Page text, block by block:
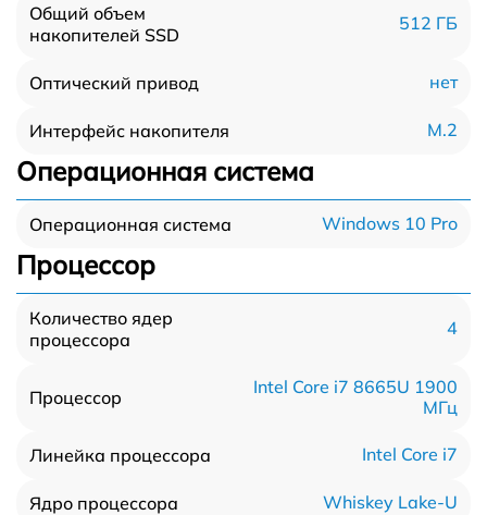
Общий объем
накопителей SSD
512 ГБ
Оптический привод нет
Интерфейс накопителя M.2
Операционная система
Операционная система Windows 10 Pro
Процессор
Количество ядер
процессора
4
Процессор
Intel Core i7 8665U 1900
МГц
Линейка процессора Intel Core i7
Ядро процессора Whiskey Lake-U